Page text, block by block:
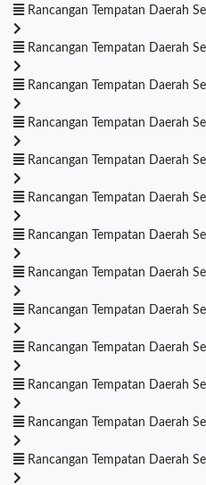
Rancangan Tempatan Daerah
Rancangan Tempatan Daerah
Rancangan Tempatan Daerah
Rancangan Tempatan Daerah
Rancangan Tempatan Daerah
Rancangan Tempatan Daerah
Rancangan Tempatan Daerah
Rancangan Tempatan Daerah
Rancangan Tempatan Daerah
Rancangan Tempatan Daerah
Rancangan Tempatan Daerah
Rancangan Tempatan Daerah
Rancangan Tempatan Daerah